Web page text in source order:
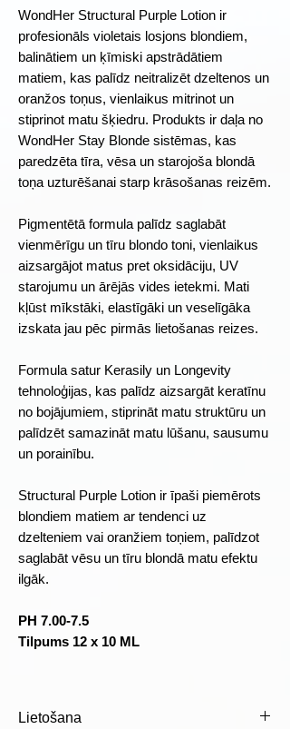
WondHer Structural Purple Lotion ir
profesionāls violetais losjons blondiem,
balinātiem un ķīmiski apstrādātiem
matiem, kas palīdz neitralizēt dzeltenos un
oranžos toņus, vienlaikus mitrinot un
stiprinot matu šķiedru. Produkts ir daļa no
WondHer Stay Blonde sistēmas, kas
paredzēta tīra, vēsa un starojoša blondā
toņa uzturēšanai starp krāsošanas reizēm.
Pigmentētā formula palīdz saglabāt
vienmērīgu un tīru blondo toni, vienlaikus
aizsargājot matus pret oksidāciju, UV
starojumu un ārējās vides ietekmi. Mati
kļūst mīkstāki, elastīgāki un veselīgāka
izskata jau pēc pirmās lietošanas reizes.
Formula satur Kerasily un Longevity
tehnoloģijas, kas palīdz aizsargāt keratīnu
no bojājumiem, stiprināt matu struktūru un
palīdzēt samazināt matu lūšanu, sausumu
un porainību.
Structural Purple Lotion ir īpaši piemērots
blondiem matiem ar tendenci uz
dzelteniem vai oranžiem toņiem, palīdzot
saglabāt vēsu un tīru blondā matu efektu
ilgāk.
PH 7.00-7.5
Tilpums 12 x 10 ML
Lietošana